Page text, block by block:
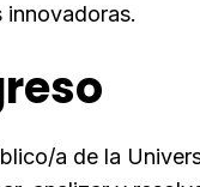
a de la